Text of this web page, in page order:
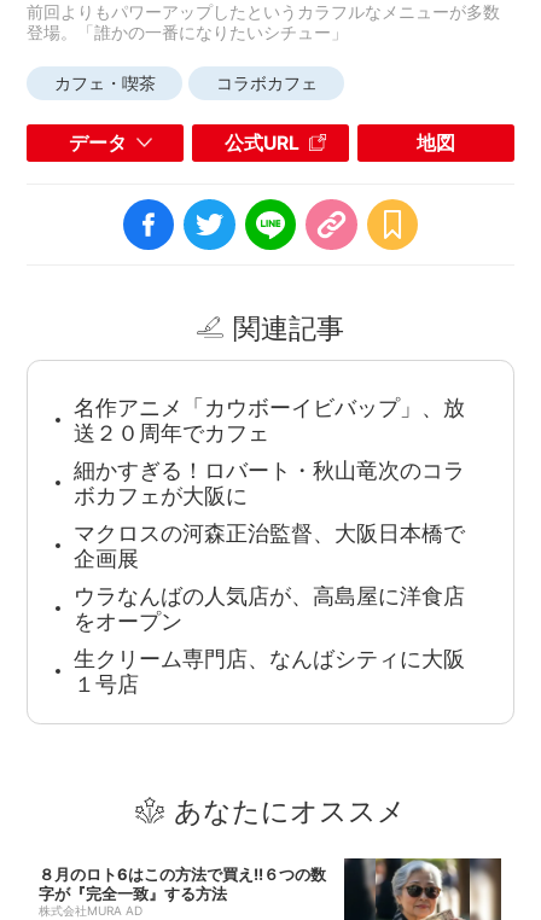
前回よりもパワーアップしたというカラフルなメニューが多数
登場。「誰かの一番になりたいシチュー」
カフェ・喫茶 コラボカフェ
データ 公式URL 地図
関連記事
名作アニメ「カウボーイビバップ」、放
送２０周年でカフェ
細かすぎる！ロバート・秋山竜次のコラ
ボカフェが大阪に
マクロスの河森正治監督、大阪日本橋で
企画展
ウラなんばの人気店が、高島屋に洋食店
をオープン
生クリーム専門店、なんばシティに大阪
１号店
あなたにオススメ
８月のロト6はこの方法で買え!!６つの数
字が『完全一致』する方法
株式会社MURA AD